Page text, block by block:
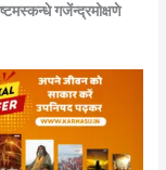
गजेंन्द्रमोक्षणे